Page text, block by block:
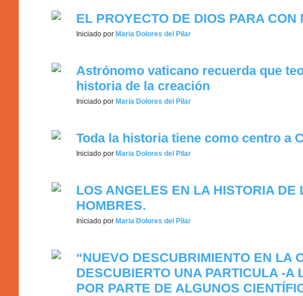
EL PROYECTO DE DIOS PARA CON
Iniciado por Maria Dolores del Pilar
Astrónomo vaticano recuerda que
historia de la creación
Iniciado por Maria Dolores del Pilar
Toda la historia tiene como centro a
Iniciado por Maria Dolores del Pilar
LOS ANGELES EN LA HISTORIA DE
HOMBRES.
Iniciado por Maria Dolores del Pilar
“NUEVO DESCUBRIMIENTO EN LA
DESCUBIERTO UNA PARTICULA -A
POR PARTE DE ALGUNOS